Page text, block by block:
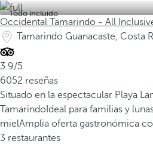
Todo incluido
Occidental Tamarindo - All
Tamarindo Guanacaste, Costa
3.9/5
6052 reseñas
Situado en la espectacular Playa
Tamarindo Ideal para familias y
mielAmplia oferta gastronómica
3 restaurantes